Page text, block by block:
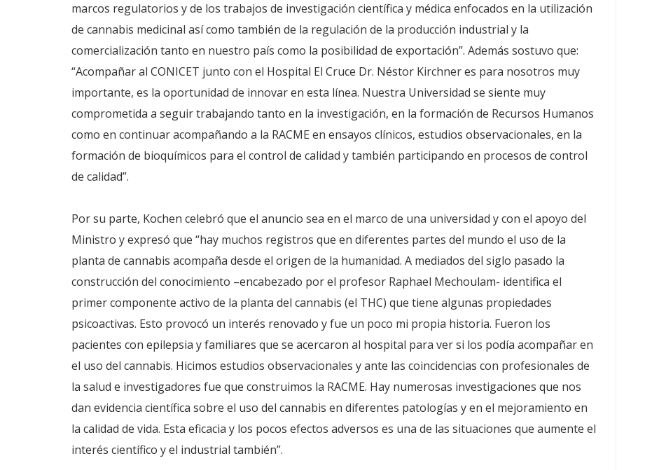
marcos regulatorios y de los trabajos de investigación científica y médica enfocados en la utilización
de cannabis medicinal así como también de la regulación de la producción industrial y la
comercialización tanto en nuestro país como la posibilidad de exportación”. Además sostuvo que:
“Acompañar al CONICET junto con el Hospital El Cruce Dr. Néstor Kirchner es para nosotros muy
importante, es la oportunidad de innovar en esta línea. Nuestra Universidad se siente muy
comprometida a seguir trabajando tanto en la investigación, en la formación de Recursos Humanos
como en continuar acompañando a la RACME en ensayos clínicos, estudios observacionales, en la
formación de bioquímicos para el control de calidad y también participando en procesos de control
de calidad”.
Por su parte, Kochen celebró que el anuncio sea en el marco de una universidad y con el apoyo del
Ministro y expresó que “hay muchos registros que en diferentes partes del mundo el uso de la
planta de cannabis acompaña desde el origen de la humanidad. A mediados del siglo pasado la
construcción del conocimiento –encabezado por el profesor Raphael Mechoulam- identifica el
primer componente activo de la planta del cannabis (el THC) que tiene algunas propiedades
psicoactivas. Esto provocó un interés renovado y fue un poco mi propia historia. Fueron los
pacientes con epilepsia y familiares que se acercaron al hospital para ver si los podía acompañar en
el uso del cannabis. Hicimos estudios observacionales y ante las coincidencias con profesionales de
la salud e investigadores fue que construimos la RACME. Hay numerosas investigaciones que nos
dan evidencia científica sobre el uso del cannabis en diferentes patologías y en el mejoramiento en
la calidad de vida. Esta eficacia y los pocos efectos adversos es una de las situaciones que aumente el
interés científico y el industrial también”.